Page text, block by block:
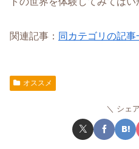
関連記事： 同カテゴリの記事
オススメ
シェ